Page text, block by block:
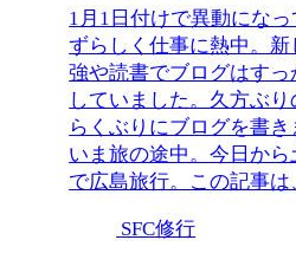
1月1日付けで異動にな
ずらしく仕事に熱中。
強や読書でブログはすっ
していました。久方ぶ
らくぶりにブログを書
いま旅の途中。今日から
で広島旅行。この記事は
SFC修行